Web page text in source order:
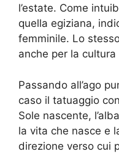
l’estate. Come
quella egiziana,
femminile. Lo
anche per la
Passando all’ago
caso il tatuaggio
Sole nascente,
la vita che nasce e
direzione verso cui